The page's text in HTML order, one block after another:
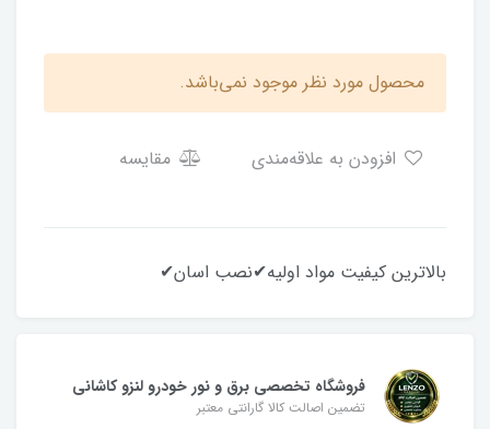
محصول مورد نظر موجود نمی‌باشد.
مقایسه
بالاترین کیفیت مواد اولیه✔نصب اسان✔
فروشگاه تخصصی برق و نور خودرو لنزو کاشانی
تضمین اصالت کالا گارانتی معتبر